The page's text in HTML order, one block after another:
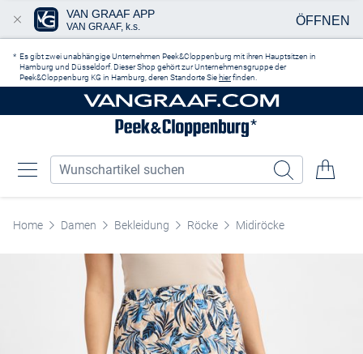
Es gibt zwei unabhängige Unternehmen Peek&Cloppenburg mit ihren Hauptsitzen in
Hamburg und Düsseldorf. Dieser Shop gehört zur Unternehmensgruppe der
Peek&Cloppenburg KG in Hamburg, deren Standorte Sie hierfinden.
Home Damen Bekleidung Röcke Midiröcke
VAN GRAAF APP
VAN GRAAF, k.s. ÖFFNEN